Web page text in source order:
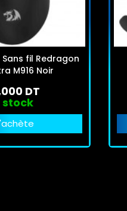
fil Redragon
M916 Noir
DT
stock